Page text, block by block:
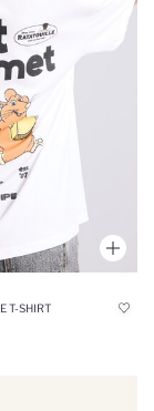
T-SHIRT